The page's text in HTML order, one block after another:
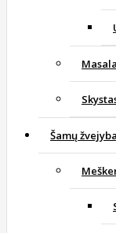
Šamų žvejyba